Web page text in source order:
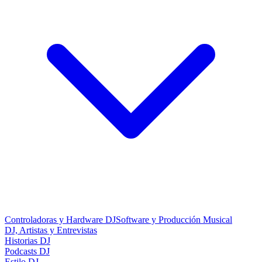
Controladoras y Hardware DJSoftware y Producción Musical
DJ, Artistas y Entrevistas
Historias DJ
Podcasts DJ